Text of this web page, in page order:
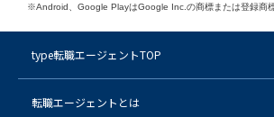
※Android、Google PlayはGoogle Inc.の商標または登録商標
type転職エージェントTOP
転職エージェントとは